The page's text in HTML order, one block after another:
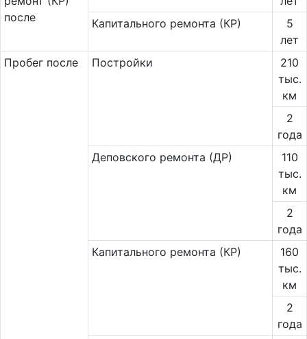
после
Капитального ремонта (КР)
5
лет
Пробег после
Постройки
210
тыс.
км
2
года
Деповского ремонта (ДР)
110
тыс.
км
2
года
Капитального ремонта (КР)
160
тыс.
км
2
года